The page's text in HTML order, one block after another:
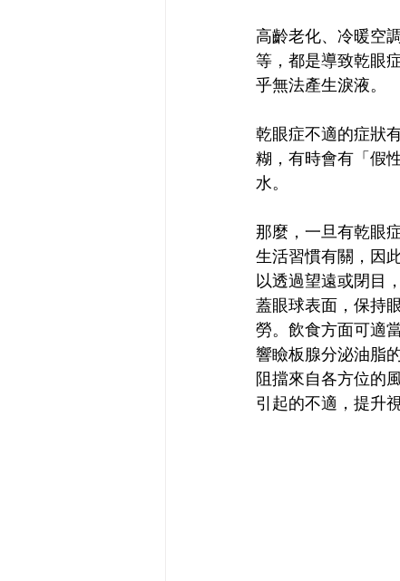
高齡老化、冷暖空
等，都是導致乾眼
乎無法產生淚液。
乾眼症不適的症狀
糊，有時會有「假
水。
那麼，一旦有乾眼
生活習慣有關，因
以透過望遠或閉目
蓋眼球表面，保持
勞。飲食方面可適
響瞼板腺分泌油脂
阻擋來自各方位的
引起的不適，提升視